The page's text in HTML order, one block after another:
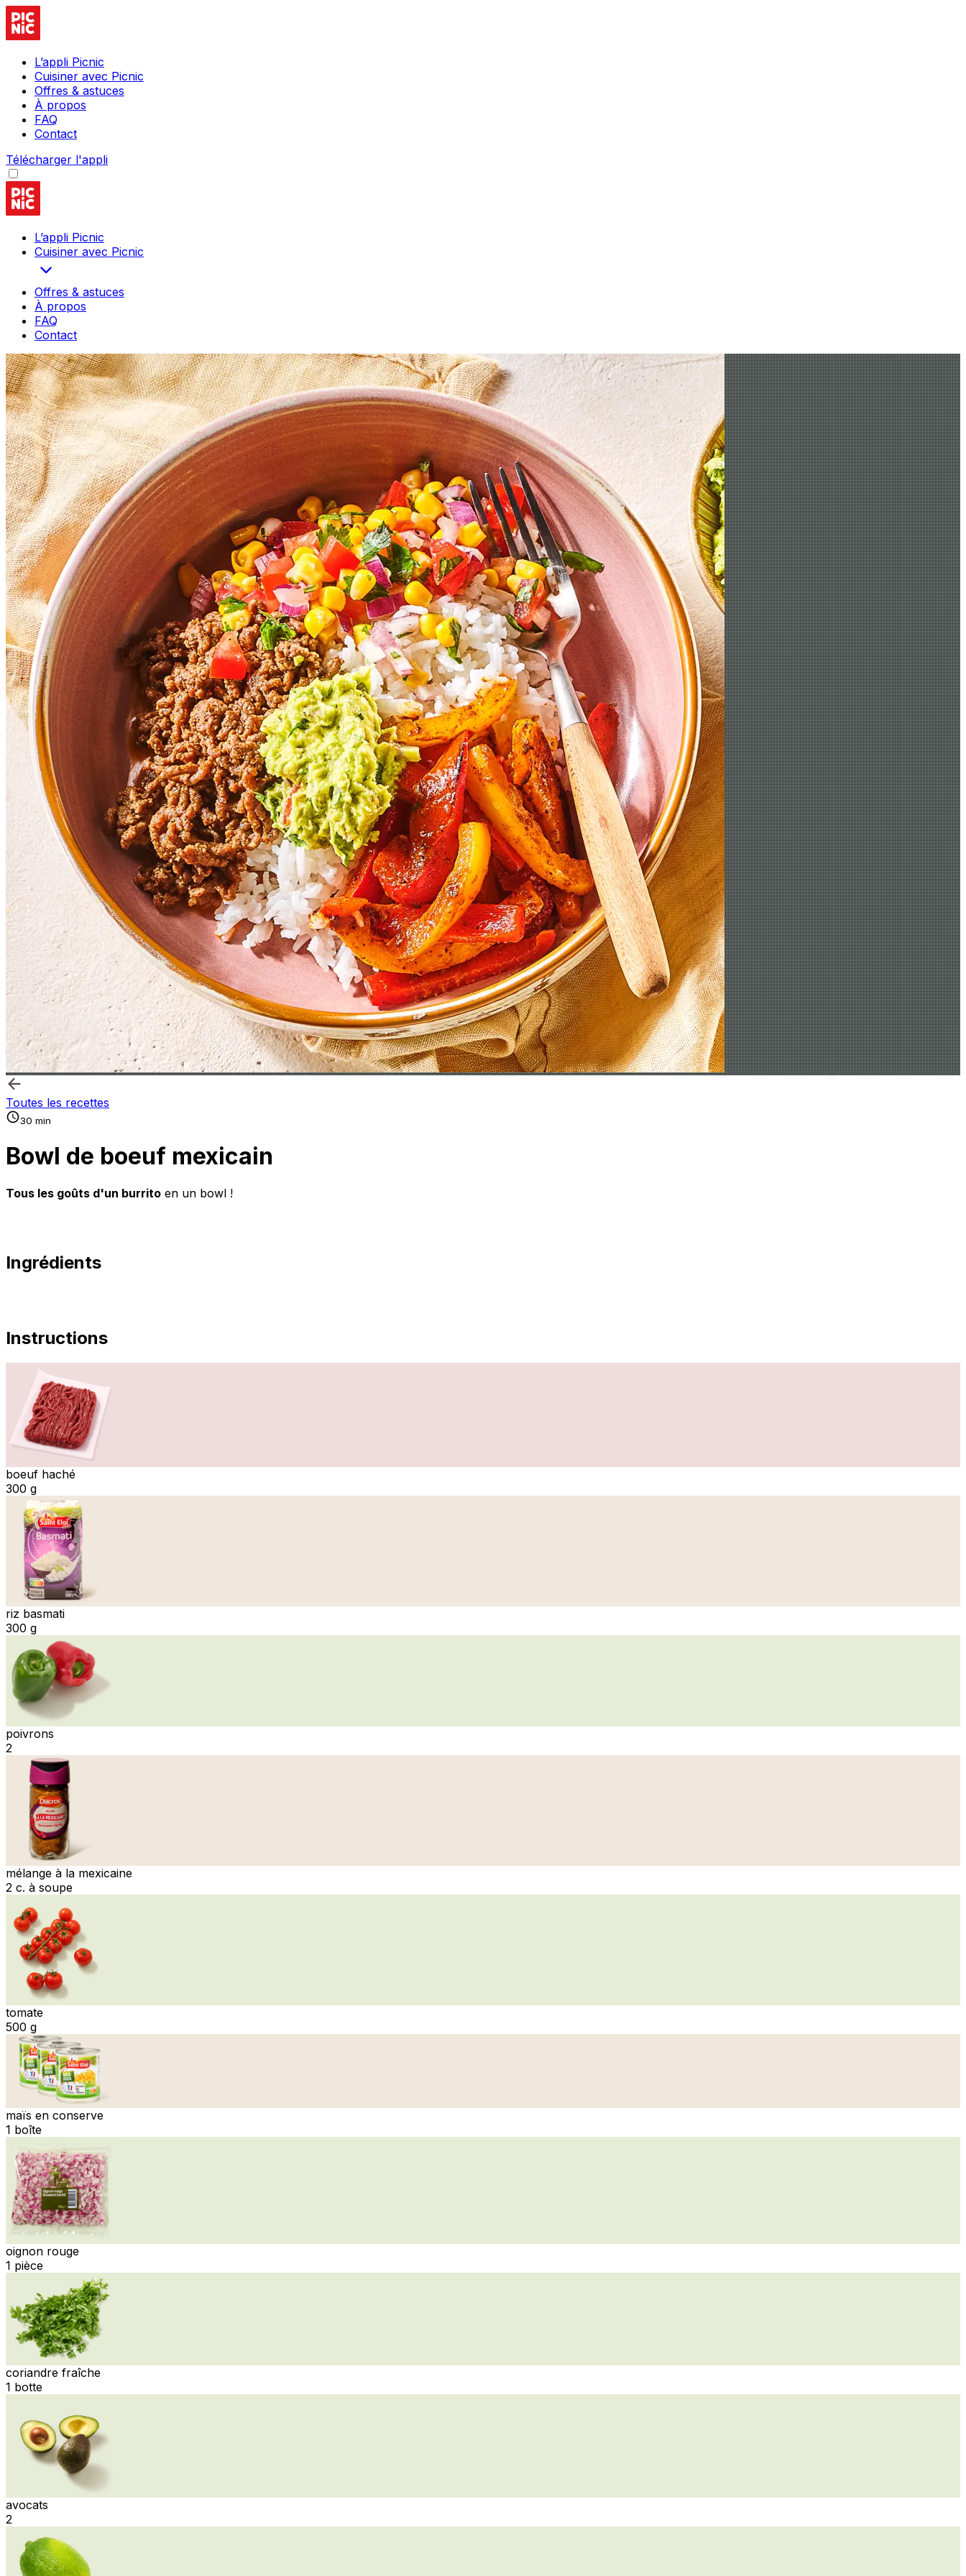
L’appli Picnic
Cuisiner avec Picnic
Offres & astuces
À propos
FAQ
Contact
Télécharger l'appli
L’appli Picnic
Cuisiner avec Picnic
Offres & astuces
À propos
FAQ
Contact
Toutes les recettes
30 min
Bowl de boeuf mexicain
Tous les goûts d'un burrito en un bowl !
Ingrédients
Instructions
boeuf haché
300 g
riz basmati
300 g
poivrons
2
mélange à la mexicaine
2 c. à soupe
tomate
500 g
maïs en conserve
1 boîte
oignon rouge
1 pièce
coriandre fraîche
1 botte
avocats
2